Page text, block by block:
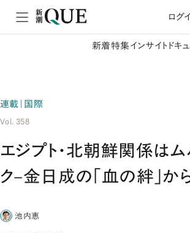
ログ
新着特集 インサイト ドキ
連載｜国際
Vol. 358
エジプト・北朝鮮関係は
ク–金日成の「血の絆」か
池内恵